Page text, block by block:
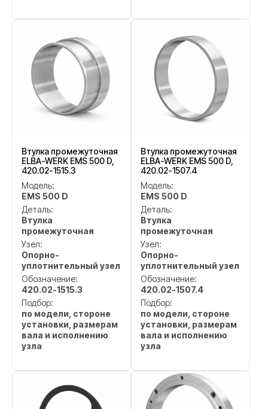
Втулка промежуточная
ELBA-WERK EMS 500 D,
420.02-1515.3
Модель:
EMS 500 D
Деталь:
Втулка
промежуточная
Узел:
Опорно-
уплотнительный узел
Обозначение:
420.02-1515.3
Подбор:
по модели, стороне
установки, размерам
вала и исполнению
узла
Втулка промежуточная
ELBA-WERK EMS 500 D,
420.02-1507.4
Модель:
EMS 500 D
Деталь:
Втулка
промежуточная
Узел:
Опорно-
уплотнительный узел
Обозначение:
420.02-1507.4
Подбор:
по модели, стороне
установки, размерам
вала и исполнению
узла